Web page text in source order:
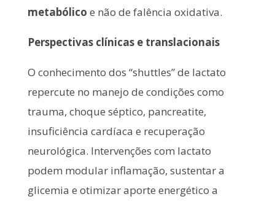
metabólico e não de falência oxidativa.
Perspectivas clínicas e translacionais
O conhecimento dos “shuttles” de lactato
repercute no manejo de condições como
trauma, choque séptico, pancreatite,
insuficiência cardíaca e recuperação
neurológica. Intervenções com lactato
podem modular inflamação, sustentar a
glicemia e otimizar aporte energético a